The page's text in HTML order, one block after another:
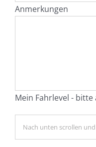
Anmerkungen
Mein Fahrlevel - bitte